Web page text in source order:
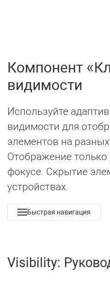
Компонент
видимости
Используйте
видимости для
элементов на разных
Отображение
фокусе. Скрытие
устройствах.
Быстрая навигация
Visibility: